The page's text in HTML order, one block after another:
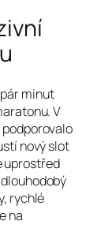
minut
V
podporovalo
nový slot
uprostřed
rychlé
na